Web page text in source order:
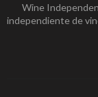
Wine
independiente de